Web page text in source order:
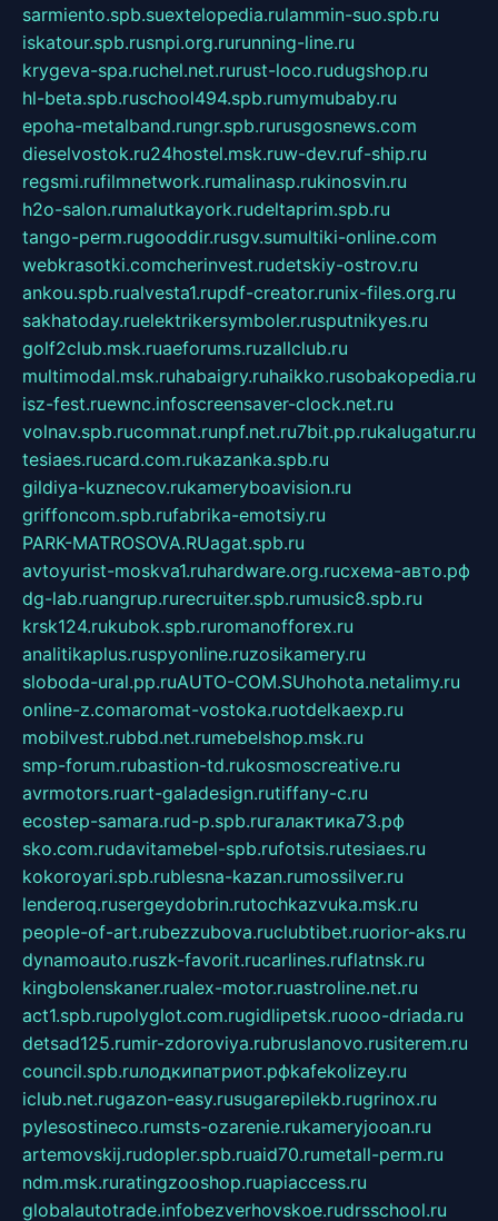
sarmiento.spb.suextelopedia.rulammin-suo.spb.ru
iskatour.spb.rusnpi.org.rurunning-line.ru
krygeva-spa.ruchel.net.rurust-loco.rudugshop.ru
hl-beta.spb.ruschool494.spb.rumymubaby.ru
epoha-metalband.rungr.spb.rurusgosnews.com
dieselvostok.ru24hostel.msk.ruw-dev.ruf-ship.ru
regsmi.rufilmnetwork.rumalinasp.rukinosvin.ru
h2o-salon.rumalutkayork.rudeltaprim.spb.ru
tango-perm.rugooddir.rusgv.sumultiki-online.com
webkrasotki.comcherinvest.rudetskiy-ostrov.ru
ankou.spb.rualvesta1.rupdf-creator.runix-files.org.ru
sakhatoday.ruelektrikersymboler.rusputnikyes.ru
golf2club.msk.ruaeforums.ruzallclub.ru
multimodal.msk.ruhabaigry.ruhaikko.rusobakopedia.ru
isz-fest.ruewnc.infoscreensaver-clock.net.ru
volnav.spb.rucomnat.runpf.net.ru7bit.pp.rukalugatur.ru
tesiaes.rucard.com.rukazanka.spb.ru
gildiya-kuznecov.rukameryboavision.ru
griffoncom.spb.rufabrika-emotsiy.ru
PARK-MATROSOVA.RUagat.spb.ru
avtoyurist-moskva1.ruhardware.org.ruсхема-авто.рф
dg-lab.ruangrup.rurecruiter.spb.rumusic8.spb.ru
krsk124.rukubok.spb.ruromanofforex.ru
analitikaplus.ruspyonline.ruzosikamery.ru
sloboda-ural.pp.ruAUTO-COM.SUhohota.netalimy.ru
online-z.comaromat-vostoka.ruotdelkaexp.ru
mobilvest.rubbd.net.rumebelshop.msk.ru
smp-forum.rubastion-td.rukosmoscreative.ru
avrmotors.ruart-galadesign.rutiffany-c.ru
ecostep-samara.rud-p.spb.ruгалактика73.рф
sko.com.rudavitamebel-spb.rufotsis.rutesiaes.ru
kokoroyari.spb.rublesna-kazan.rumossilver.ru
lenderoq.rusergeydobrin.rutochkazvuka.msk.ru
people-of-art.rubezzubova.ruclubtibet.ruorior-aks.ru
dynamoauto.ruszk-favorit.rucarlines.ruflatnsk.ru
kingbolenskaner.rualex-motor.ruastroline.net.ru
act1.spb.rupolyglot.com.rugidlipetsk.ruooo-driada.ru
detsad125.rumir-zdoroviya.rubruslanovo.rusiterem.ru
council.spb.ruлодкипатриот.рфkafekolizey.ru
iclub.net.rugazon-easy.rusugarepilekb.rugrinox.ru
pylesostineco.rumsts-ozarenie.rukameryjooan.ru
artemovskij.rudopler.spb.ruaid70.rumetall-perm.ru
ndm.msk.ruratingzooshop.ruapiaccess.ru
globalautotrade.infobezverhovskoe.rudrsschool.ru